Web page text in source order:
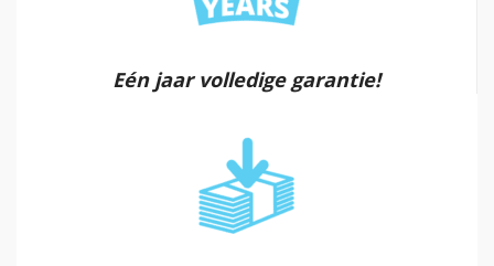
Eén jaar volledige garantie!